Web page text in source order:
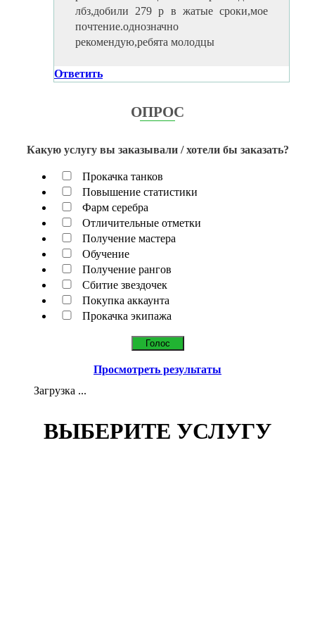
лбз,добили 279 р в жатые сроки,мое
почтение.однозначно
рекомендую,ребята молодцы
Ответить
ОПРОС
Какую услугу вы заказывали / хотели бы заказать?
Прокачка танков
Повышение статистики
Фарм серебра
Отличительные отметки
Получение мастера
Обучение
Получение рангов
Сбитие звездочек
Покупка аккаунта
Прокачка экипажа
Просмотреть результаты
Загрузка ...
ВЫБЕРИТЕ УСЛУГУ